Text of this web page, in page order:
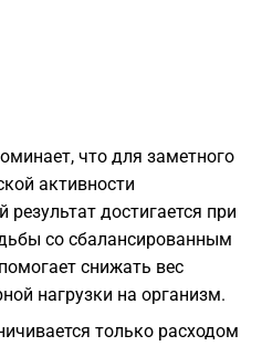
что для заметного
активности
достигается при
со сбалансированным
снижать вес
нагрузки на организм.
только расходом